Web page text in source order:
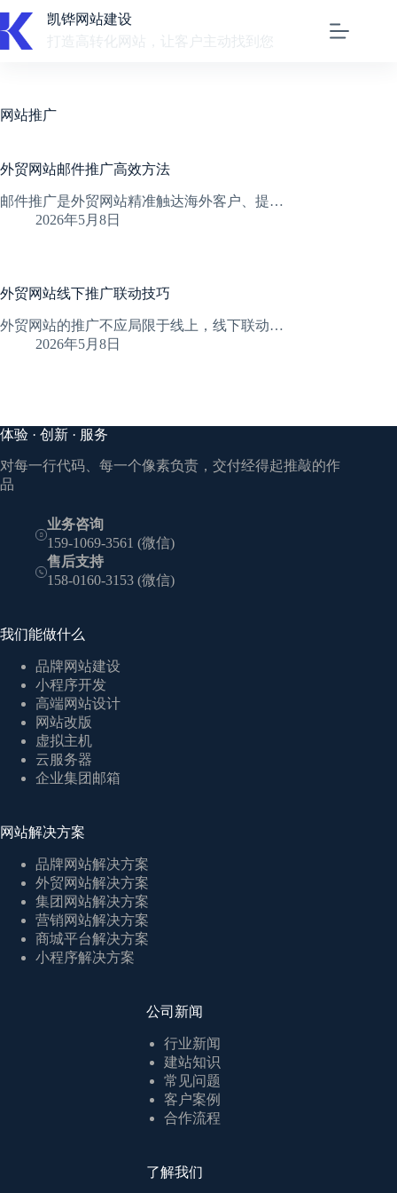
至
凯铧网站建设
打造高转化网站，让客户主动找到您
网站推广
外贸网站邮件推广高效方法
邮件推广是外贸网站精准触达海外客户、提…
2026年5月8日
外贸网站线下推广联动技巧
外贸网站的推广不应局限于线上，线下联动…
2026年5月8日
体验 · 创新 · 服务
对每一行代码、每一个像素负责，交付经得起推敲的作
品
业务咨询
159-1069-3561 (微信)
售后支持
158-0160-3153 (微信)
我们能做什么
品牌网站建设
小程序开发
高端网站设计
网站改版
虚拟主机
云服务器
企业集团邮箱
网站解决方案
品牌网站解决方案
外贸网站解决方案
集团网站解决方案
营销网站解决方案
商城平台解决方案
小程序解决方案
公司新闻
行业新闻
建站知识
常见问题
客户案例
合作流程
了解我们